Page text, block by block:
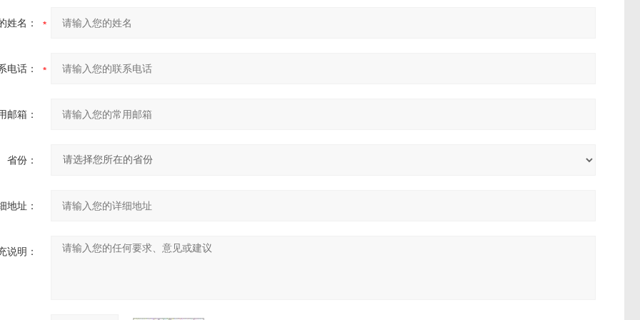
姓名：
电话：
邮箱：
省份：
地址：
说明：